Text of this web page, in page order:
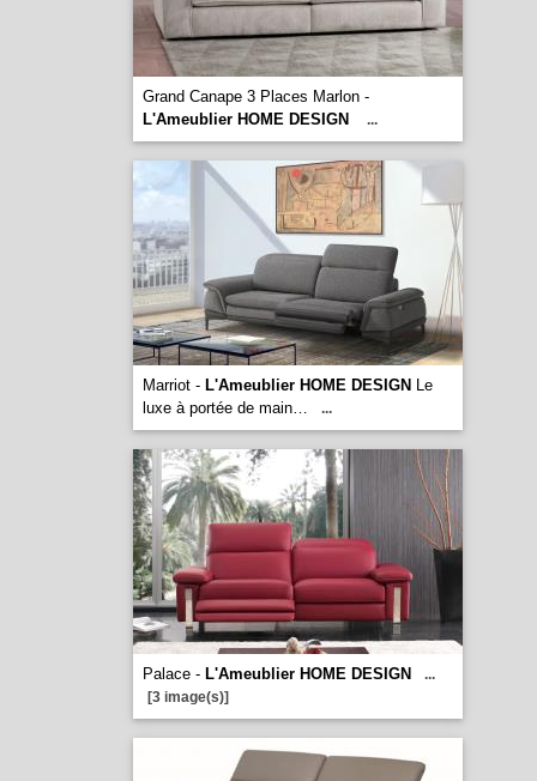
Grand Canape 3 Places Marlon -
L'Ameublier HOME DESIGN
...
Marriot - L'Ameublier HOME DESIGN Le
luxe à portée de main…
...
Palace - L'Ameublier HOME DESIGN
...
[3 image(s)]